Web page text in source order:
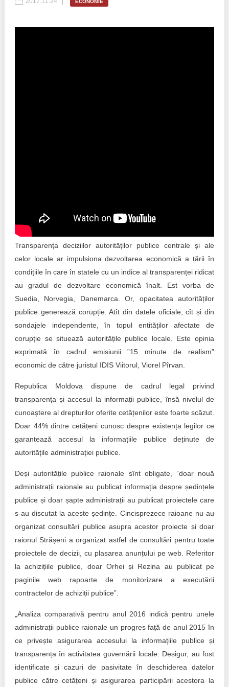
Trend Hunter
Aplică la BUNELE PRACTICI
Transparența întreprinderilor de stat
Cele mai bune și cele mai proaste politici locale din
Democrația, independența și transparența instituțiilor
publice-cheie din Moldova
Achiziții publice
Achizițiile publice în vizorul societății civile
ECONOMIE
Transparența deciziilor autorităților publice centrale și ale
celor locale ar impulsiona dezvoltarea economică a țării în
condițiile în care în statele cu un indice al transparenței ridicat
au gradul de dezvoltare economică înalt. Est vorba de
Suedia, Norvegia, Danemarca. Or, opacitatea autorităților
publice generează corupție. Atît din datele oficiale, cît și din
sondajele independente, în topul entităților afectate de
corupție se situează autoritățile publice locale. Este opinia
exprimată în cadrul emisiunii ”15 minute de realism”
economic de către juristul IDIS Viitorul, Viorel Pîrvan.
Republica Moldova dispune de cadrul legal privind
transparența și accesul la informații publice, însă nivelul de
cunoaștere al drepturilor oferite cetățenilor este foarte scăzut.
Doar 44% dintre cetățeni cunosc despre existența legilor ce
garantează accesul la informațiile publice deținute de
autoritățile administrației publice.
Deși autoritățile publice raionale sînt obligate, ”doar nouă
administrații raionale au publicat informația despre ședințele
publice și doar șapte administrații au publicat proiectele care
s-au discutat la aceste ședințe. Cincisprezece raioane nu au
organizat consultări publice asupra acestor proiecte și doar
raionul Strășeni a organizat astfel de consultări pentru toate
proiectele de decizii, cu plasarea anunțului pe web. Referitor
la achizițiile publice, doar Orhei și Rezina au publicat pe
paginile web rapoarte de monitorizare a executării
contractelor de achiziții publice”.
„Analiza comparativă pentru anul 2016 indică pentru unele
administrații publice raionale un progres față de anul 2015 în
ce privește asigurarea accesului la informațiile publice și
transparența în activitatea guvernării locale. Desigur, au fost
identificate și cazuri de pasivitate în deschiderea datelor
publice către cetățeni și asigurarea participării acestora la